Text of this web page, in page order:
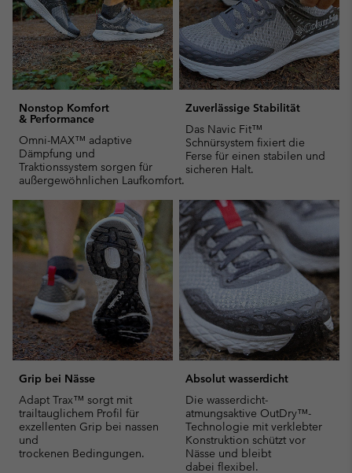
Nonstop Komfort
& Performance
Omni-MAX™ adaptive
Dämpfung und
Traktionssystem sorgen für
außergewöhnlichen Laufkomfort.
Zuverlässige Stabilität
Das Navic Fit™
Schnürsystem fixiert die
Ferse für einen stabilen und
sicheren Halt.
Grip bei Nässe
Adapt Trax™ sorgt mit
trailtauglichem Profil für
exzellenten Grip bei nassen
und
trockenen Bedingungen.
Absolut wasserdicht
Die wasserdicht-
atmungsaktive OutDry™-
Technologie mit verklebter
Konstruktion schützt vor
Nässe und bleibt
dabei flexibel.